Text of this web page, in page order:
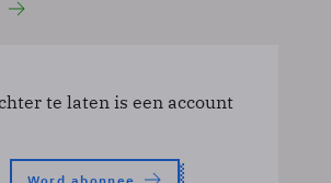
te laten is een account